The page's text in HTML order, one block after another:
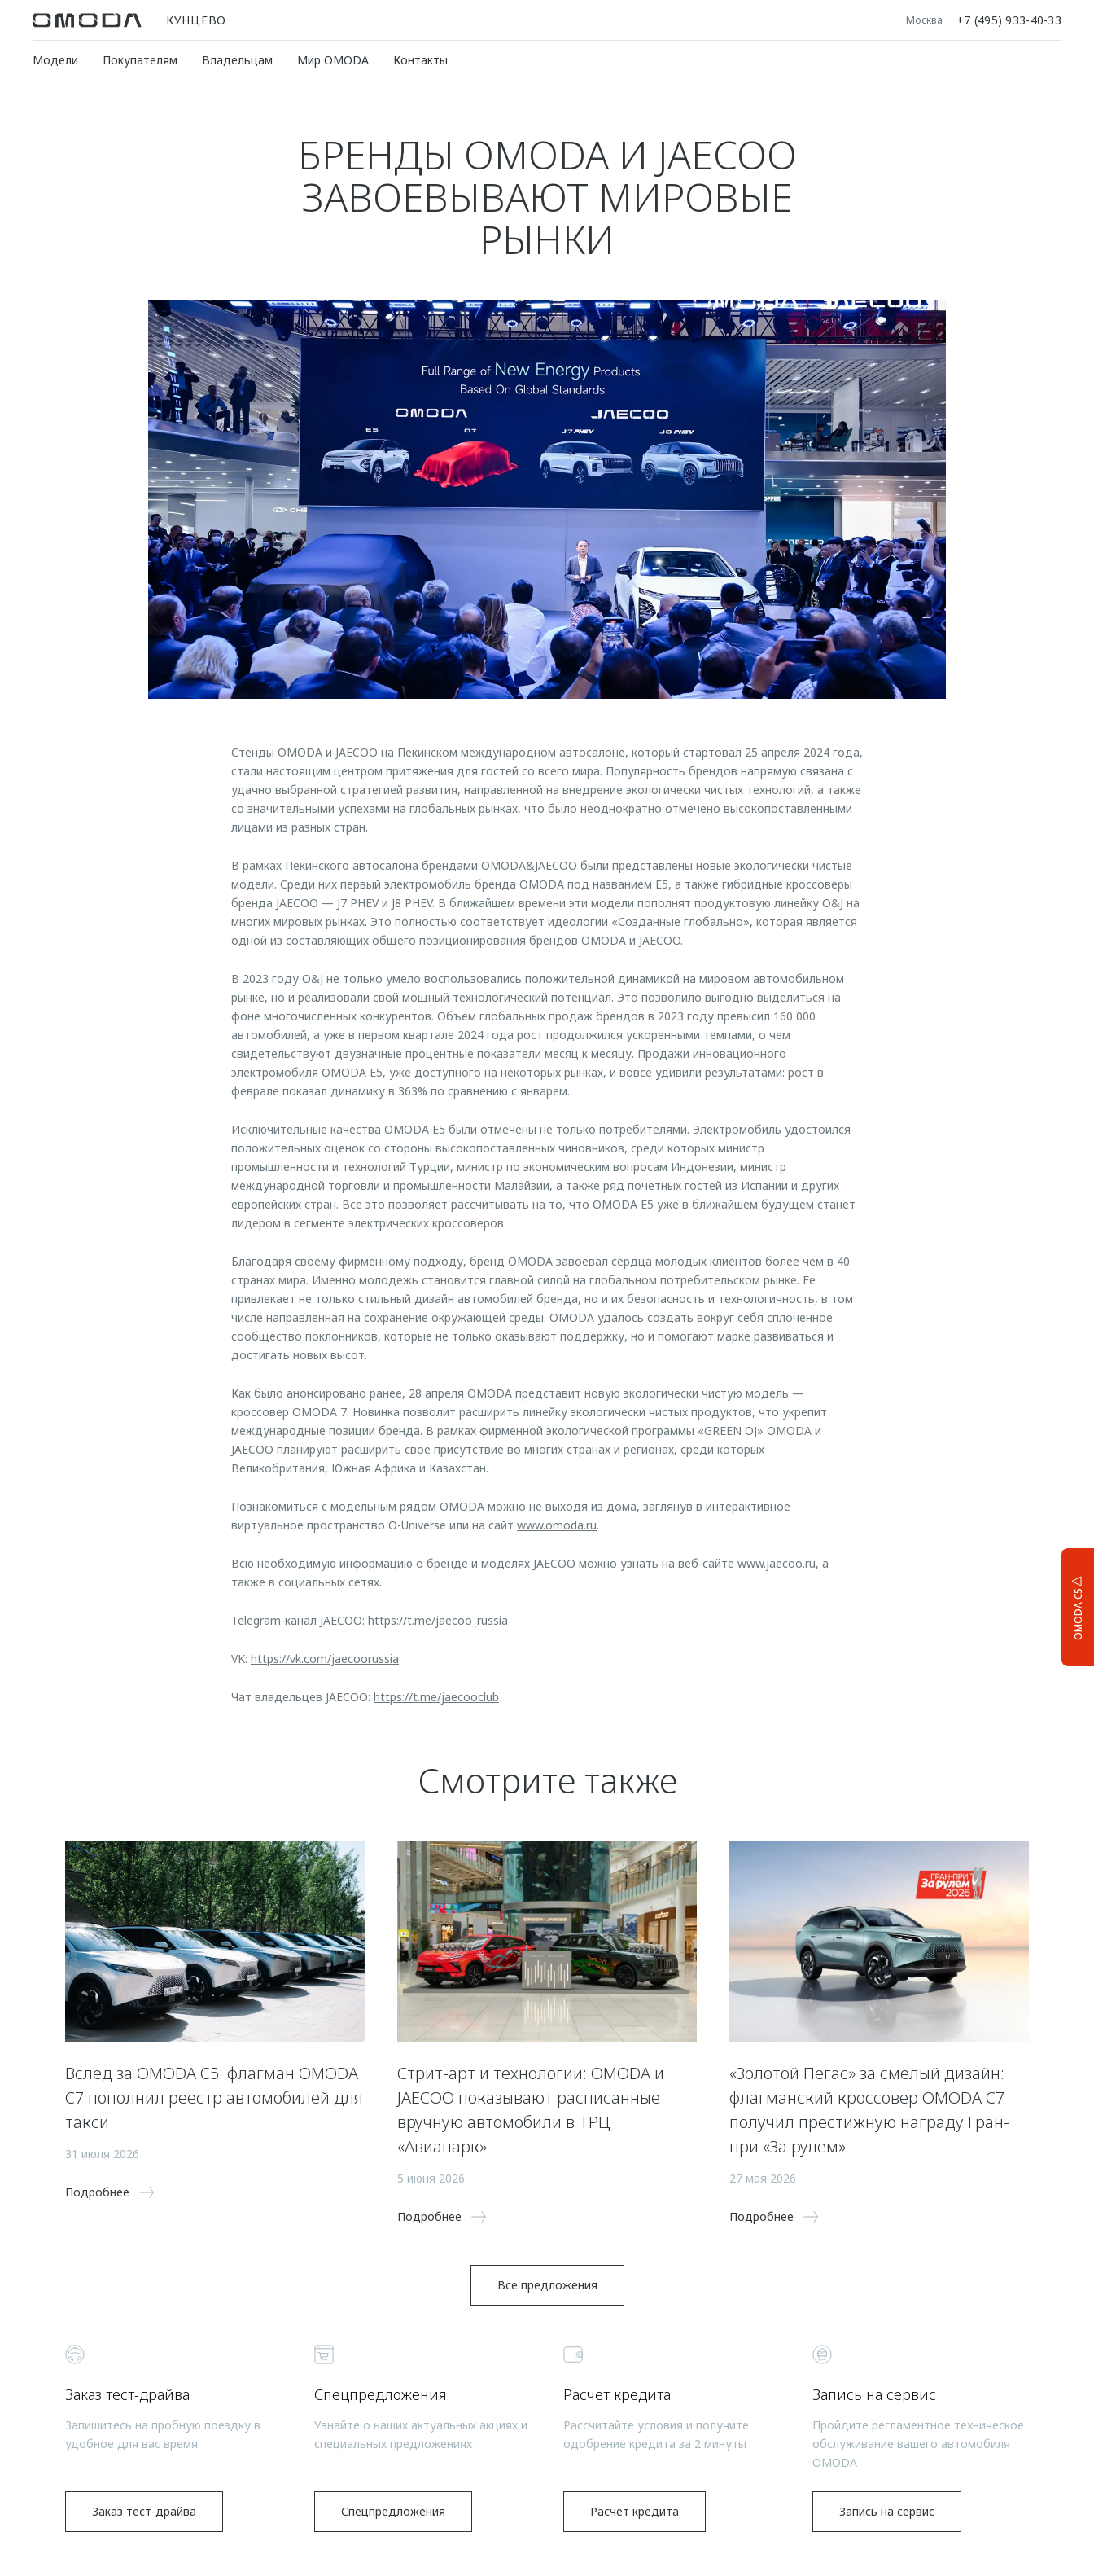
КУНЦЕВО Москва +7 (495) 933-40-33
Модели Покупателям Владельцам Мир OMODA Контакты
OMODA C5
БРЕНДЫ OMODA И JAECOO
ЗАВОЕВЫВАЮТ МИРОВЫЕ
РЫНКИ
Стенды OMODA и JAECOO на Пекинском международном автосалоне, который стартовал 25 апреля 2024 года,
стали настоящим центром притяжения для гостей со всего мира. Популярность брендов напрямую связана с
удачно выбранной стратегией развития, направленной на внедрение экологически чистых технологий, а также
со значительными успехами на глобальных рынках, что было неоднократно отмечено высокопоставленными
лицами из разных стран.
В рамках Пекинского автосалона брендами OMODA&JAECOO были представлены новые экологически чистые
модели. Среди них первый электромобиль бренда OMODA под названием E5, а также гибридные кроссоверы
бренда JAECOO — J7 PHEV и J8 PHEV. В ближайшем времени эти модели пополнят продуктовую линейку O&J на
многих мировых рынках. Это полностью соответствует идеологии «Созданные глобально», которая является
одной из составляющих общего позиционирования брендов OMODA и JAECOO.
В 2023 году O&J не только умело воспользовались положительной динамикой на мировом автомобильном
рынке, но и реализовали свой мощный технологический потенциал. Это позволило выгодно выделиться на
фоне многочисленных конкурентов. Объем глобальных продаж брендов в 2023 году превысил 160 000
автомобилей, а уже в первом квартале 2024 года рост продолжился ускоренными темпами, о чем
свидетельствуют двузначные процентные показатели месяц к месяцу. Продажи инновационного
электромобиля OMODA E5, уже доступного на некоторых рынках, и вовсе удивили результатами: рост в
феврале показал динамику в 363% по сравнению с январем.
Исключительные качества OMODA E5 были отмечены не только потребителями. Электромобиль удостоился
положительных оценок со стороны высокопоставленных чиновников, среди которых министр
промышленности и технологий Турции, министр по экономическим вопросам Индонезии, министр
международной торговли и промышленности Малайзии, а также ряд почетных гостей из Испании и других
европейских стран. Все это позволяет рассчитывать на то, что OMODA E5 уже в ближайшем будущем станет
лидером в сегменте электрических кроссоверов.
Благодаря своему фирменному подходу, бренд OMODA завоевал сердца молодых клиентов более чем в 40
странах мира. Именно молодежь становится главной силой на глобальном потребительском рынке. Ее
привлекает не только стильный дизайн автомобилей бренда, но и их безопасность и технологичность, в том
числе направленная на сохранение окружающей среды. OMODA удалось создать вокруг себя сплоченное
сообщество поклонников, которые не только оказывают поддержку, но и помогают марке развиваться и
достигать новых высот.
Как было анонсировано ранее, 28 апреля OMODA представит новую экологически чистую модель —
кроссовер OMODA 7. Новинка позволит расширить линейку экологически чистых продуктов, что укрепит
международные позиции бренда. В рамках фирменной экологической программы «GREEN OJ» OMODA и
JAECOO планируют расширить свое присутствие во многих странах и регионах, среди которых
Великобритания, Южная Африка и Казахстан.
Познакомиться с модельным рядом OMODA можно не выходя из дома, заглянув в интерактивное
виртуальное пространство O-Universe или на сайт www.omoda.ru.
Всю необходимую информацию о бренде и моделях JAECOO можно узнать на веб-сайте www.jaecoo.ru, а
также в социальных сетях.
Telegram-канал JAECOO: https://t.me/jaecoo_russia
VK: https://vk.com/jaecoorussia
Чат владельцев JAECOO: https://t.me/jaecooclub
Смотрите также
Вслед за OMODA C5: флагман OMODA
C7 пополнил реестр автомобилей для
такси
31 июля 2026
Подробнее
Стрит-арт и технологии: OMODA и
JAECOO показывают расписанные
вручную автомобили в ТРЦ
«Авиапарк»
5 июня 2026
Подробнее
«Золотой Пегас» за смелый дизайн:
флагманский кроссовер OMODA C7
получил престижную награду Гран-
при «За рулем»
27 мая 2026
Подробнее
Все предложения
Заказ тест-драйва
Запишитесь на пробную поездку в
удобное для вас время
Заказ тест-драйва
Спецпредложения
Узнайте о наших актуальных акциях и
специальных предложениях
Спецпредложения
Расчет кредита
Рассчитайте условия и получите
одобрение кредита за 2 минуты
Расчет кредита
Запись на сервис
Пройдите регламентное техническое
обслуживание вашего автомобиля
OMODA
Запись на сервис